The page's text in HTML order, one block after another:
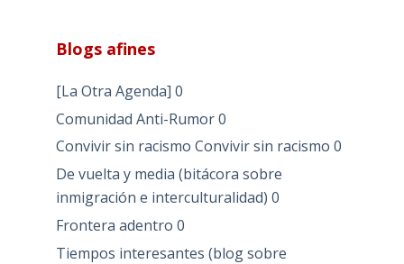
Blogs afines
[La Otra Agenda] 0
Comunidad Anti-Rumor0
Convivir sin racismo Convivir sin racismo 0
De vuelta y media (bitácora sobre
inmigración e interculturalidad) 0
Frontera adentro 0
Tiempos interesantes (blog sobre